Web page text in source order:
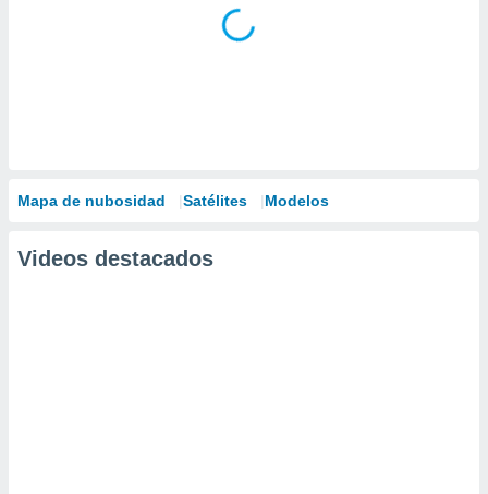
Mapa de nubosidad Satélites Modelos
Videos destacados